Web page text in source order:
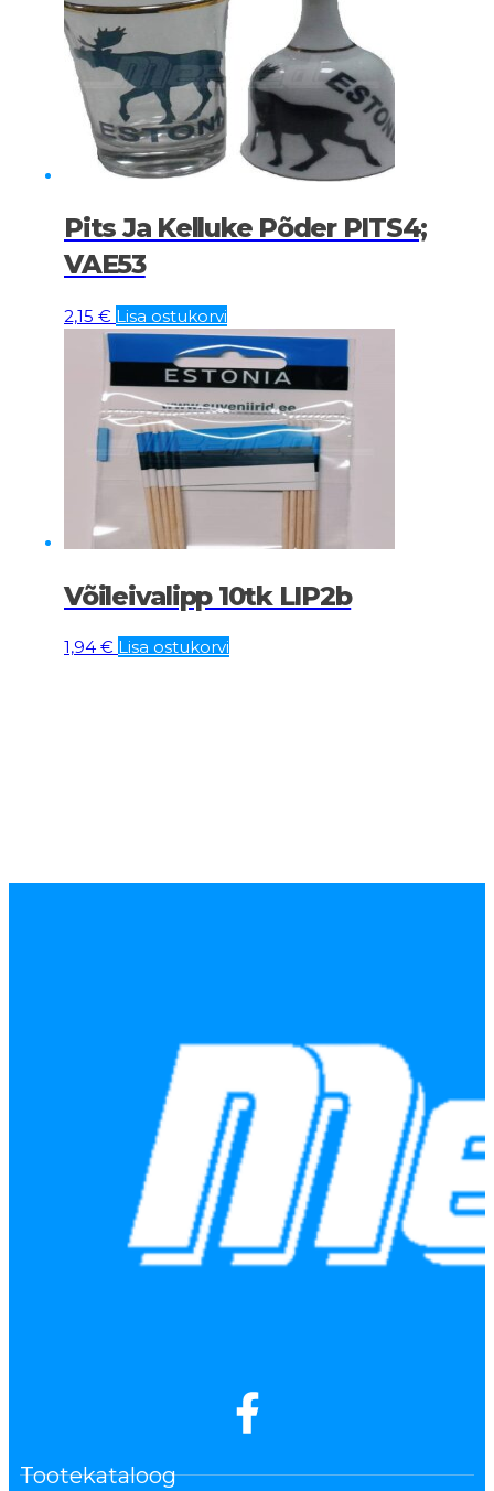
Pits Ja Kelluke Põder PITS4;
VAE53
2,15 € Lisa ostukorvi
Võileivalipp 10tk LIP2b
1,94 € Lisa ostukorvi
Tootekataloog